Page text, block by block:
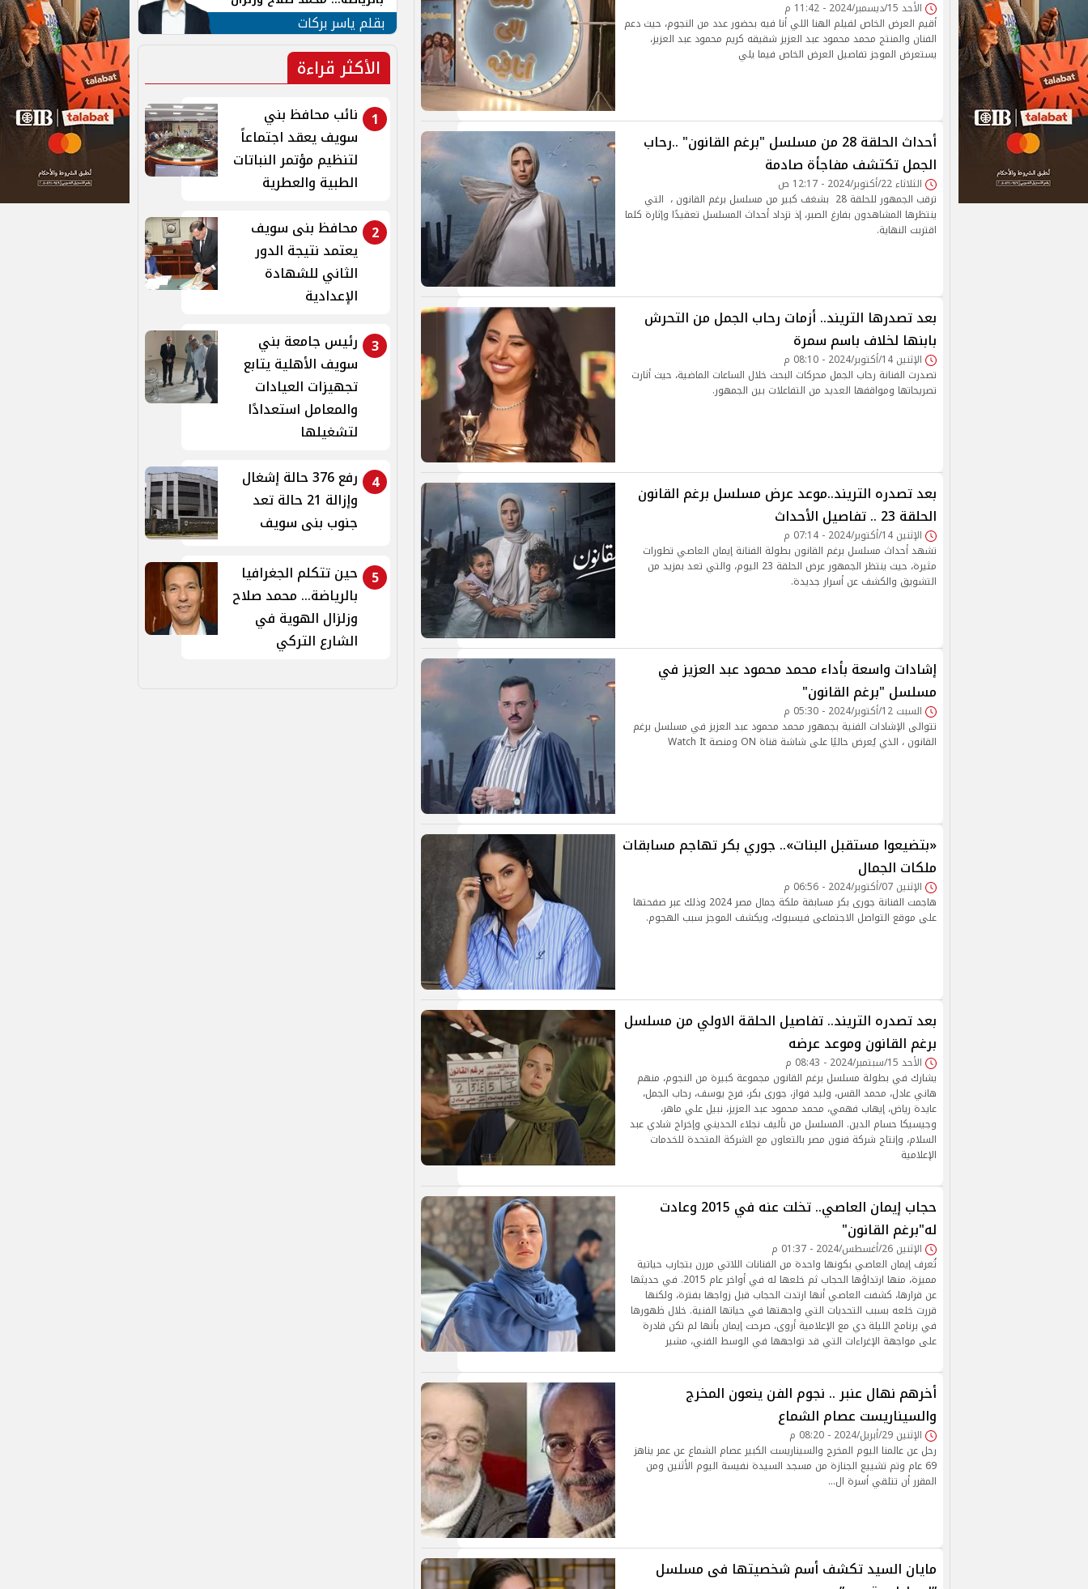
الأحد 15/ديسمبر/2024 - 11:42 م
أقيم العرض الخاص لفيلم الهنا اللي أنا فيه بحضور عدد من النجوم، حيث دعم
الفنان والمنتج محمد محمود عبد العزيز شقيقه كريم محمود عبد العزيز،
يستعرض الموجز تفاصيل العرض الخاص فيما يلي
أحداث الحلقة 28 من مسلسل "برغم القانون" ..رحاب
الجمل تكتشف مفاجأة صادمة
الثلاثاء 22/أكتوبر/2024 - 12:17 ص
ترقب الجمهور للحلقة 28 بشغف كبير من مسلسل برغم القانون ، التي
ينتظرها المشاهدون بفارغ الصبر، إذ تزداد أحداث المسلسل تعقيدًا وإثارة كلما
اقتربت النهاية.
بعد تصدرها التريند.. أزمات رحاب الجمل من التحرش
بابنها لخلاف باسم سمرة
الإثنين 14/أكتوبر/2024 - 08:10 م
تصدرت الفنانة رحاب الجمل محركات البحث خلال الساعات الماضية، حيث أثارت
تصريحاتها ومواقفها العديد من التفاعلات بين الجمهور.
بعد تصدره التريند..موعد عرض مسلسل برغم القانون
الحلقة 23 .. تفاصيل الأحداث
الإثنين 14/أكتوبر/2024 - 07:14 م
تشهد أحداث مسلسل برغم القانون بطولة الفنانة إيمان العاصي تطورات
مثيرة، حيث ينتظر الجمهور عرض الحلقة 23 اليوم، والتي تعد بمزيد من
التشويق والكشف عن أسرار جديدة.
إشادات واسعة بأداء محمد محمود عبد العزيز في
مسلسل "برغم القانون"
السبت 12/أكتوبر/2024 - 05:30 م
تتوالى الإشادات الفنية بجمهور محمد محمود عبد العزيز في مسلسل برغم
القانون ، الذي يُعرض حاليًا على شاشة قناة ON ومنصة Watch It
«بتضيعوا مستقبل البنات».. جوري بكر تهاجم مسابقات
ملكات الجمال
الإثنين 07/أكتوبر/2024 - 06:56 م
هاجمت الفنانة جورى بكر مسابقة ملكة جمال مصر 2024 وذلك عبر صفحتها
على موقع التواصل الاجتماعى فيسبوك، ويكشف الموجز سبب الهجوم.
بعد تصدره التريند.. تفاصيل الحلقة الاولي من مسلسل
برغم القانون وموعد عرضه
الأحد 15/سبتمبر/2024 - 08:43 م
يشارك في بطولة مسلسل برغم القانون مجموعة كبيرة من النجوم، منهم
هاني عادل، محمد القس، وليد فواز، جورى بكر، فرح يوسف، رحاب الجمل،
عايدة رياض، إيهاب فهمي، محمد محمود عبد العزيز، نبيل علي ماهر،
وجيسيكا حسام الدين. المسلسل من تأليف نجلاء الحديني وإخراج شادي عبد
السلام، وإنتاج شركة فنون مصر بالتعاون مع الشركة المتحدة للخدمات
الإعلامية
حجاب إيمان العاصي.. تخلت عنه في 2015 وعادت
له"برغم القانون"
الإثنين 26/أغسطس/2024 - 01:37 م
تُعرف إيمان العاصي بكونها واحدة من الفنانات اللاتي مررن بتجارب حياتية
مميزة، منها ارتداؤها الحجاب ثم خلعها له في أواخر عام 2015. في حديثها
عن قرارها، كشفت العاصي أنها ارتدت الحجاب قبل زواجها بفترة، ولكنها
قررت خلعه بسبب التحديات التي واجهتها في حياتها الفنية. خلال ظهورها
في برنامج الليلة دي مع الإعلامية أروى، صرحت إيمان بأنها لم تكن قادرة
على مواجهة الإغراءات التي قد تواجهها في الوسط الفني، مشير
أخرهم نهال عنبر .. نجوم الفن ينعون المخرج
والسيناريست عصام الشماع
الإثنين 29/أبريل/2024 - 08:20 م
رحل عن عالمنا اليوم المخرج والسيناريست الكبير عصام الشماع عن عمر يناهز
69 عام وتم تشييع الجنازة من مسجد السيدة نفيسة اليوم الأثنين ومن
المقرر أن تتلقي أسرة ال…
مايان السيد تكشف أسم شخصيتها فى مسلسل
الهوية في الشارع التركي
بقلم ياسر بركات
الأكثر قراءة
1
نائب محافظ بني
سويف يعقد اجتماعاً
لتنظيم مؤتمر النباتات
الطبية والعطرية
2
محافظ بنى سويف
يعتمد نتيجة الدور
الثاني للشهادة
الإعدادية
3 رئيس جامعة بني
سويف الأهلية يتابع
تجهيزات العيادات
والمعامل استعدادًا
لتشغيلها
4
رفع 376 حالة إشغال
وإزالة 21 حالة تعد
جنوب بنى سويف
5
حين تتكلم الجغرافيا
بالرياضة... محمد صلاح
وزلزال الهوية في
الشارع التركي